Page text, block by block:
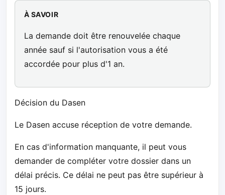
À SAVOIR
La demande doit être renouvelée chaque
année sauf si l'autorisation vous a été
accordée pour plus d'1 an.
Décision du Dasen
Le Dasen accuse réception de votre demande.
En cas d'information manquante, il peut vous
demander de compléter votre dossier dans un
délai précis. Ce délai ne peut pas être supérieur à
15 jours.